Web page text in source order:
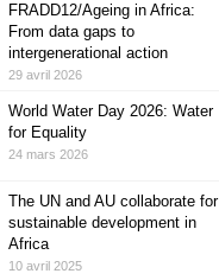
FRADD12/Ageing in Africa:
From data gaps to
intergenerational action
29 avril 2026
World Water Day 2026: Water
for Equality
24 mars 2026
The UN and AU collaborate for
sustainable development in
Africa
10 avril 2025